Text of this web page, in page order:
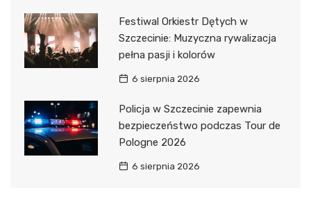
Festiwal Orkiestr Dętych w
Szczecinie: Muzyczna rywalizacja
pełna pasji i kolorów
6 sierpnia 2026
Policja w Szczecinie zapewnia
bezpieczeństwo podczas Tour de
Pologne 2026
6 sierpnia 2026